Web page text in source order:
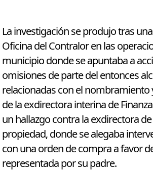
La investigación se produjo tras
Oficina del Contralor en las
municipio donde se apuntaba a
omisiones de parte del entonces
relacionadas con el
de la exdirectora interina de
un hallazgo contra la exdirectora
propiedad, donde se alegaba
con una orden de compra a favor
representada por su padre.